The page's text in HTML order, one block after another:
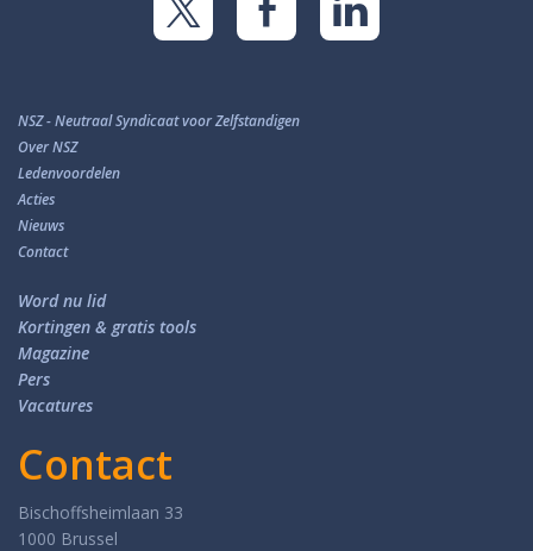
NSZ - Neutraal Syndicaat voor Zelfstandigen
Over NSZ
Ledenvoordelen
Acties
Nieuws
Contact
Word nu lid
Kortingen & gratis tools
Magazine
Pers
Vacatures
Contact
Bischoffsheimlaan 33
1000 Brussel